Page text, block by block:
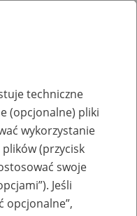
lub
pracy
techniczne
(opcjonalne) pliki
wykorzystanie
(przycisk
swoje
Jeśli
opcjonalne”,